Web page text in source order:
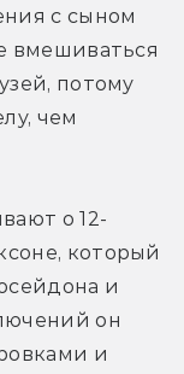
с сыном
вмешиваться
потому
чем
о 12-
который
и
он
и